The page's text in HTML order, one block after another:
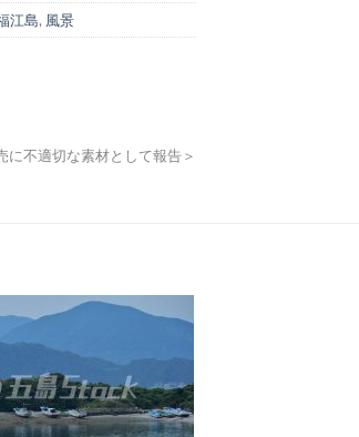
江島, 風景
に不適切な素材として報告＞